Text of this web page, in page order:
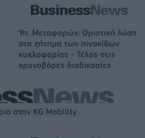
Υπ. Μεταφορών: Οριστική λύση
στο ζήτημα των πινακίδων
κυκλοφορίας - Τέλος στις
χρονοβόρες διαδικασίες
στην KG Mobility